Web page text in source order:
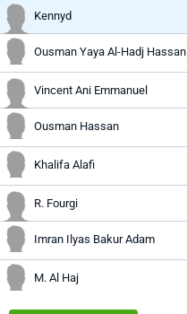
Kennyd
Ousman Yaya Al-Hadj Hassan
Vincent Ani Emmanuel
Ousman Hassan
Khalifa Alafi
R. Fourgi
Imran Ilyas Bakur Adam
M. Al Haj